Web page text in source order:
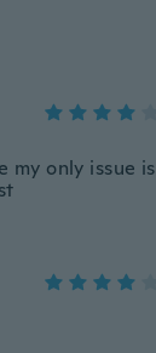
my only issue is